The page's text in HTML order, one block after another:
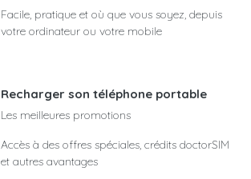
Facile, pratique et où que vous soyez, depuis
votre ordinateur ou votre mobile
Recharger son téléphone portable
Les meilleures promotions
Accès à des offres spéciales, crédits doctorSIM
et autres avantages